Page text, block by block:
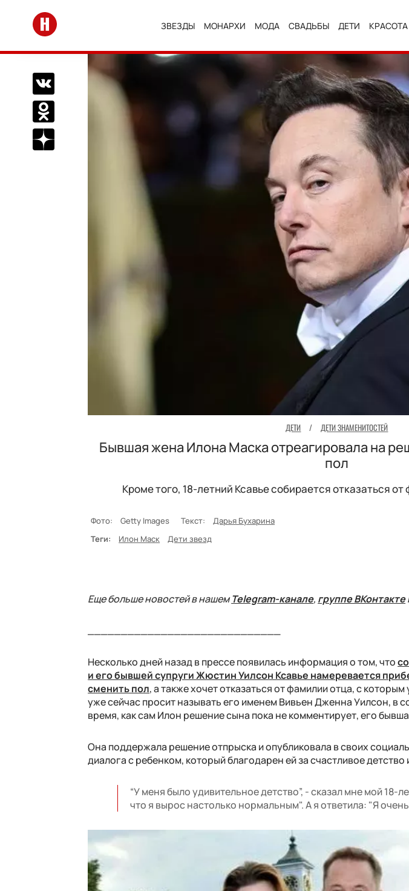
Перейти на главную
ЗВЕЗДЫ МОНАРХИ МОДА СВАДЬБЫ ДЕТИ КРАСОТА
Поделиться Вконтакте
Поделиться в Одноклассниках
Подписаться на нас в Дзен
ДЕТИ / ДЕТИ ЗНАМЕНИТОСТЕЙ
Бывшая жена Илона Маска отреагировала на
пол
Кроме того, 18-летний Ксавье собирается отказаться
Фото: Getty Images Текст: Дарья Бухарина
Теги:
Илон Маск Дети звезд
Еще больше новостей в нашемTelegram-канале, группе ВКонтакте
Несколько дней назад в прессе появилась информация о том, что
и его бывшей супруги Жюстин Уилсон Ксавье намеревается
сменить пол, а также хочет отказаться от фамилии отца, с
уже сейчас просит называть его именем Вивьен Дженна Уилсон, в
время, как сам Илон решение сына пока не комментирует, его
Она поддержала решение отпрыска и опубликовала в своих
диалога с ребенком, который благодарен ей за счастливое детство
“У меня было удивительное детство”, - сказал мне мой 18-
что я вырос настолько нормальным". А я ответила: "Я